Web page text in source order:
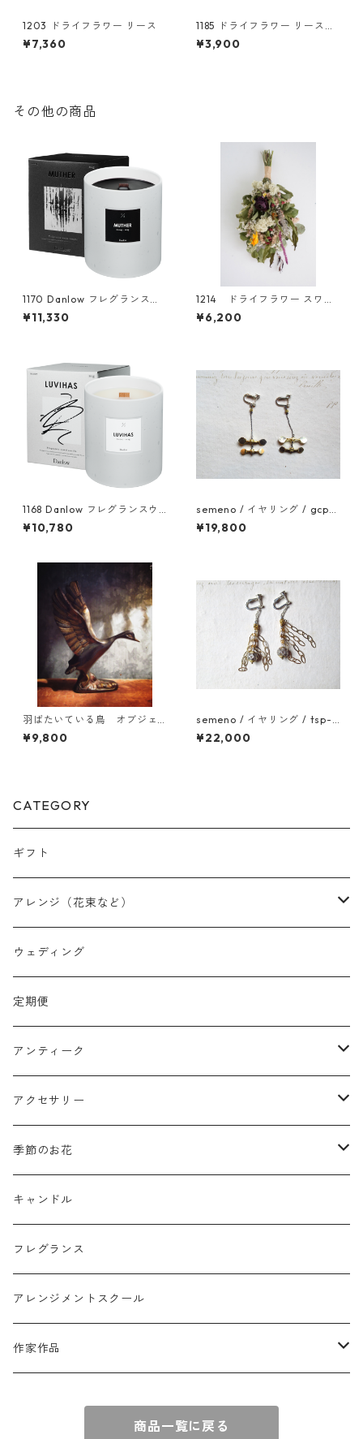
1203 ドライフラワー リース
¥7,360
1185 ドライフラワー リース
スモークツリー
¥3,900
その他の商品
1170 Danlow フレグランスウ
ッドキャンドル -MUTHER(ミ
ュザー)-
¥11,330
1214 ドライフラワー スワッ
グ
¥6,200
1168 Danlow フレグランスウ
ッドキャンドル -LUVIHAS(ル
ヴィハス)-
¥10,780
semeno / イヤリング / gcp-
04 / 25ss
¥19,800
羽ばたいている鳥 オブジェ
046
¥9,800
semeno / イヤリング / tsp-0
8 / 23ss
¥22,000
CATEGORY
ギフト
アレンジ（花束など）
スワッグ
リース
クリスマスリース
フラワーボックス
ミニフレーム
リングピロー
フラワーバスケット
壁掛けアレンジ
球体アレンジ
キャンドル
ウェディング
定期便
アンティーク
花器
オブジェ
雑貨
動物
アクセサリー
アクセサリー
semeno
買付品
季節のお花
ミモザ
スモークツリー
キャンドル
フレグランス
アレンジメントスクール
作家作品
商品一覧に戻る